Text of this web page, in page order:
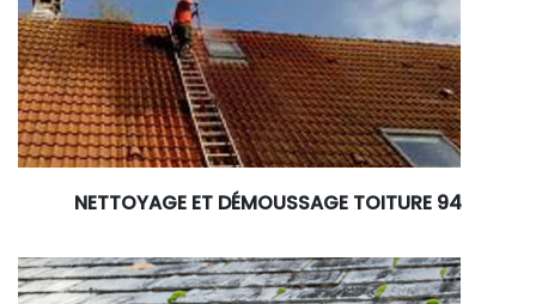
NETTOYAGE ET DÉMOUSSAGE TOITURE 94